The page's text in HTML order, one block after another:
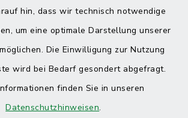
hin, dass wir technisch notwendige
um eine optimale Darstellung unserer
Die Einwilligung zur Nutzung
wird bei Bedarf gesondert abgefragt.
finden Sie in unseren
Datenschutzhinweisen.
Datenschutz
Impressum
Sitemap